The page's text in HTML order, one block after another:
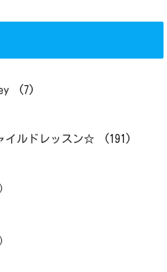
(7)
イルドレッスン☆ (191)